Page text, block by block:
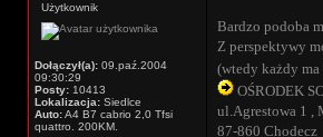
Użytkownik
Dołączył(a): 09.paź.2004
09:30:29
Posty: 10413
Lokalizacja: Siedlce
Auto:A4 B7 cabrio 2,0 Tfsi
quattro. 200KM.
Bardzo podoba
Z perspektywy
(wtedy każdy
OŚRODEK
ul.Agrestowa 1 ,
87-860 Chodecz